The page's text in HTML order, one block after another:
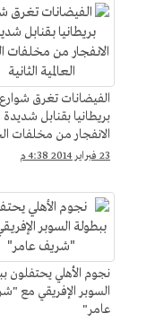
الفيضانات تغرق شوارع
بريطانيا بقنابل شديدة
الانفجار من مخلفات
العالمية الثانية
23 فبراير 2014 4:38 م
نجوم الأهلي يحتفلون
السوبر الإفريقي مع
عامر"